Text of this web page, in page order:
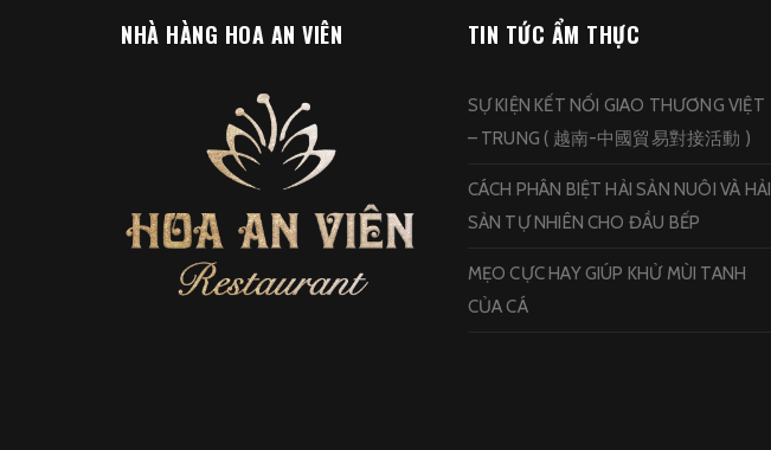
NHÀ HÀNG HOA AN VIÊN TIN TỨC ẨM THỰC
SỰ KIỆN KẾT NỐI GIAO THƯƠNG VIỆT
– TRUNG ( 越南-中國貿易對接活動 )
CÁCH PHÂN BIỆT HẢI SẢN NUÔI VÀ HẢI
SẢN TỰ NHIÊN CHO ĐẦU BẾP
MẸO CỰC HAY GIÚP KHỬ MÙI TANH
CỦA CÁ